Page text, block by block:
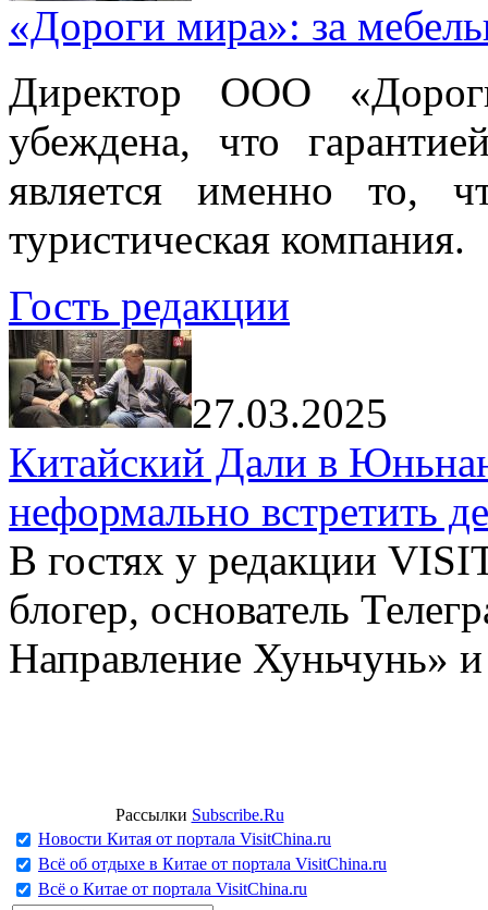
«Дороги мира»: за
Директор ООО
убеждена, что
является именно то,
туристическая компания.
Гость редакции
27.03.2025
Китайский Дали в
неформально встретить
В гостях у редакции
блогер, основатель
Направление Хуньчунь»
Рассылки Subscribe.Ru
Новости Китая от портала VisitChina.ru
Всё об отдыхе в Китае от портала VisitChina.ru
Всё о Китае от портала VisitChina.ru